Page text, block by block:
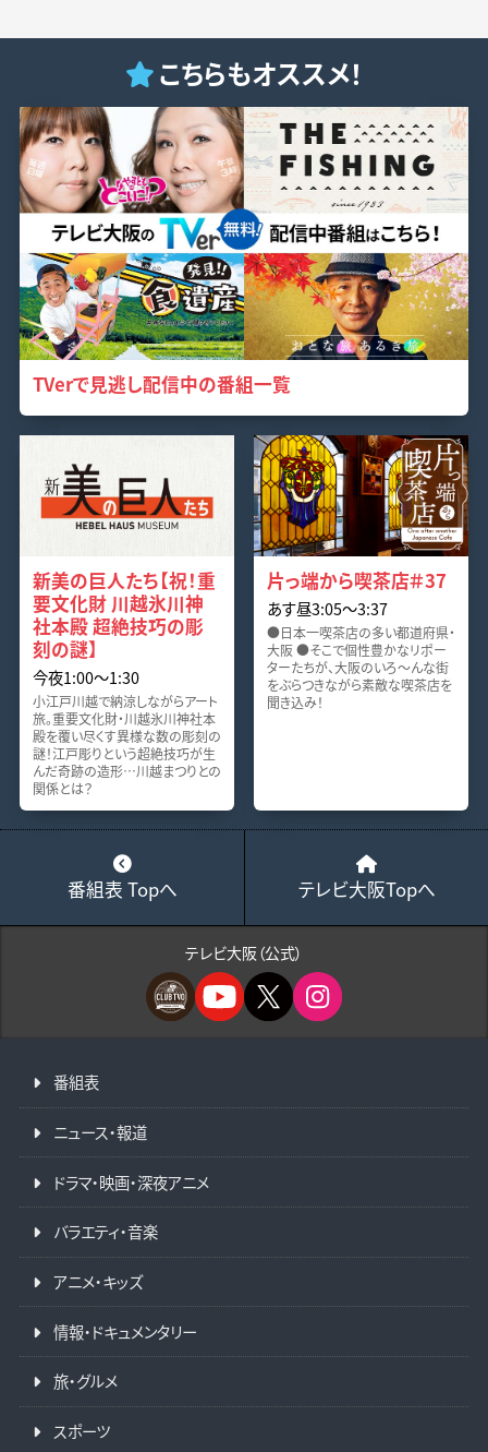
こちらもオススメ！
TVerで見逃し配信中の番組一覧
新美の巨人たち【祝！重
要文化財 川越氷川神
社本殿 超絶技巧の彫
刻の謎】
今夜1:00〜1:30
小江戸川越で納涼しながらアート
旅。重要文化財・川越氷川神社本
殿を覆い尽くす異様な数の彫刻の
謎！江戸彫りという超絶技巧が生
んだ奇跡の造形…川越まつりとの
関係とは？
片っ端から喫茶店＃37
あす昼3:05〜3:37
●日本一喫茶店の多い都道府県・
大阪 ●そこで個性豊かなリポー
ターたちが、大阪のいろ～んな街
をぶらつきながら素敵な喫茶店を
聞き込み！
番組表 Topへ テレビ大阪Topへ
テレビ大阪（公式）
番組表
ニュース・報道
ドラマ・映画・深夜アニメ
バラエティ・音楽
アニメ・キッズ
情報・ドキュメンタリー
旅・グルメ
スポーツ